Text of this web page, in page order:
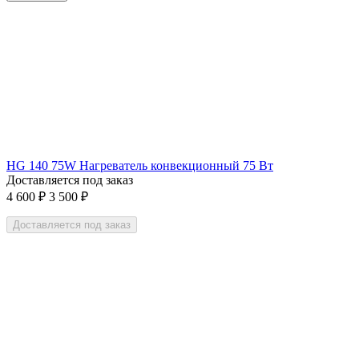
HG 140 75W Нагреватель конвекционный 75 Вт
Доставляется под заказ
4 600 ₽ 3 500 ₽
Доставляется под заказ